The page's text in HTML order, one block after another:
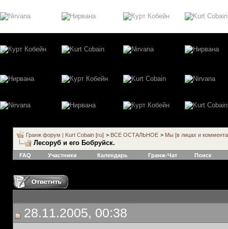
Гранж форум | Kurt Cobain [ru] > ВСЕ ОСТАЛЬНОЕ > Мы [в лицах и
Лесоруб и его Бобруйск.
FAQ Участники Календарь Гранж-Чат Поиск
28.11.2005, 00:38